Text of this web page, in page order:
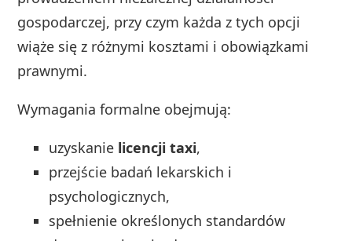
gospodarczej, przy czym każda z tych opcji
wiąże się z różnymi kosztami i obowiązkami
prawnymi.
Wymagania formalne obejmują:
uzyskanie licencji taxi,
przejście badań lekarskich i
psychologicznych,
spełnienie określonych standardów